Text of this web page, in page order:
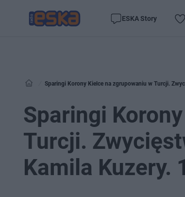
ESKA Story
Sparingi Korony Kielce na zgrupowaniu w Turcji.
Sparingi
Turcji.
Kamila Kuzery.